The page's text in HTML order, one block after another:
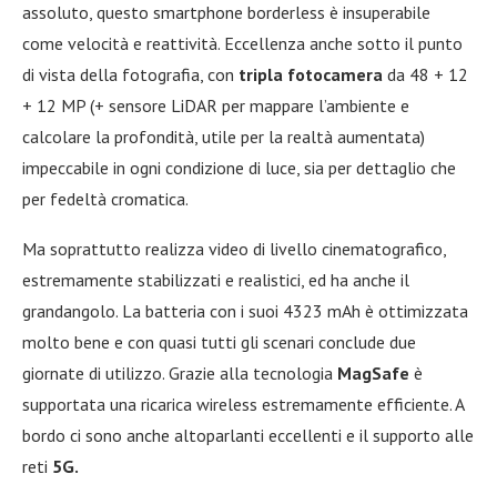
assoluto, questo smartphone borderless è insuperabile
come velocità e reattività. Eccellenza anche sotto il punto
di vista della fotografia, con tripla fotocamera da 48 + 12
+ 12 MP (+ sensore LiDAR per mappare l’ambiente e
calcolare la profondità, utile per la realtà aumentata)
impeccabile in ogni condizione di luce, sia per dettaglio che
per fedeltà cromatica.
Ma soprattutto realizza video di livello cinematografico,
estremamente stabilizzati e realistici, ed ha anche il
grandangolo. La batteria con i suoi 4323 mAh è ottimizzata
molto bene e con quasi tutti gli scenari conclude due
giornate di utilizzo. Grazie alla tecnologia MagSafe è
supportata una ricarica wireless estremamente efficiente. A
bordo ci sono anche altoparlanti eccellenti e il supporto alle
reti 5G.